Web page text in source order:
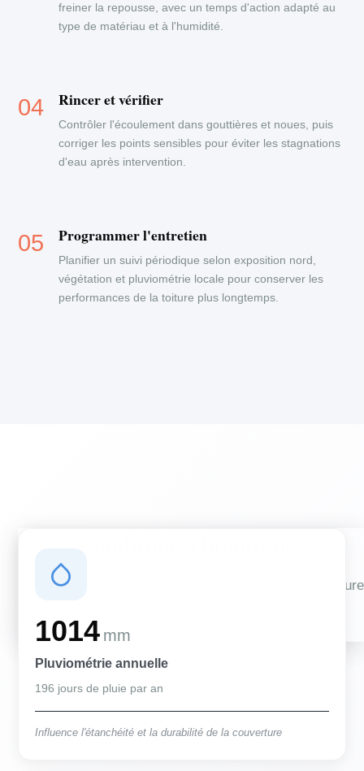
freiner la repousse, avec un temps d'action adapté au
type de matériau et à l'humidité.
Rincer et vérifier
Contrôler l'écoulement dans gouttières et noues, puis
corriger les points sensibles pour éviter les stagnations
d'eau après intervention.
Programmer l'entretien
Planifier un suivi périodique selon exposition nord,
végétation et pluviométrie locale pour conserver les
performances de la toiture plus longtemps.
Des conditions qui influencent vos travaux de couverture
1014 mm
Pluviométrie annuelle
196 jours de pluie par an
Influence l'étanchéité et la durabilité de la couverture